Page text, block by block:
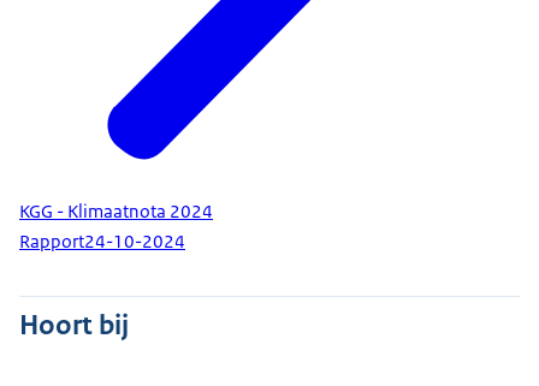
KGG - Klimaatnota 2024
Rapport24-10-2024
Hoort bij